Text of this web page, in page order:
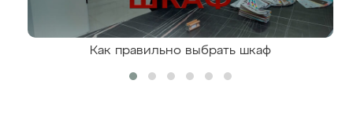
Как правильно выбрать шкаф